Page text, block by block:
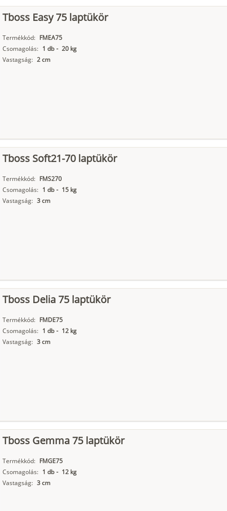
Szupermatt
fehér
Lágy krém Kasmír
Matt fekete
Tboss Easy 75 laptükör
Termékkód: FMEA75
Csomagolás: 1 db - 20 kg
Vastagság: 2 cm
Tboss Soft21-70 laptükör
Termékkód: FMS270
Csomagolás: 1 db - 15 kg
Vastagság: 3 cm
Tboss Delia 75 laptükör
Termékkód: FMDE75
Csomagolás: 1 db - 12 kg
Vastagság: 3 cm
Tboss Gemma 75 laptükör
Termékkód: FMGE75
Csomagolás: 1 db - 12 kg
Vastagság: 3 cm